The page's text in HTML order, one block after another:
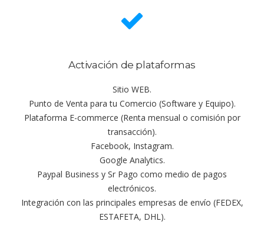
Activación de plataformas
Sitio WEB.
Punto de Venta para tu Comercio (Software y Equipo).
Plataforma E-commerce (Renta mensual o comisión por
transacción).
Facebook, Instagram.
Google Analytics.
Paypal Business y Sr Pago como medio de pagos
electrónicos.
Integración con las principales empresas de envío (FEDEX,
ESTAFETA, DHL).